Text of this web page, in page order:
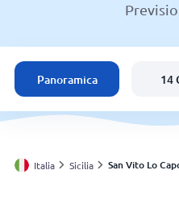
Meteo a San Vito Lo Capo
Italia
Svizzera
Le mie località
Panoramica 14
Italia Sicilia San Vito Lo